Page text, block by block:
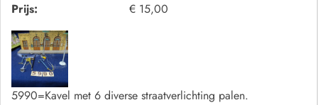
Prijs:
€ 15,00
5990=Kavel met 6 diverse straatverlichting palen.